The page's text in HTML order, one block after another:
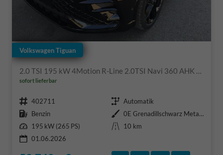
Volkswagen Tiguan
2.0 TSI 195 kW 4Motion R-Line 2.0TSI Navi 360 AHK Pano
sofort lieferbar
Fahrzeugnr. 402711 Getriebe Automatik
Kraftstoff Benzin Außenfarbe
0E Grenadillschwarz Metallic
Leistung 195 kW (265 PS) Kilometerstand
10 km
01.06.2026